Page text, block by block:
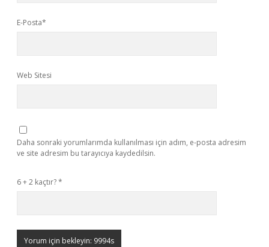
E-Posta*
Web Sitesi
Daha sonraki yorumlarımda kullanılması için adım, e-posta adresim
ve site adresim bu tarayıcıya kaydedilsin.
6 + 2 kaçtır?*